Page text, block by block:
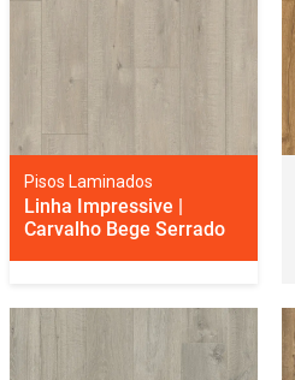
Pisos Laminados
Linha Impressive |
Carvalho Bege Serrado